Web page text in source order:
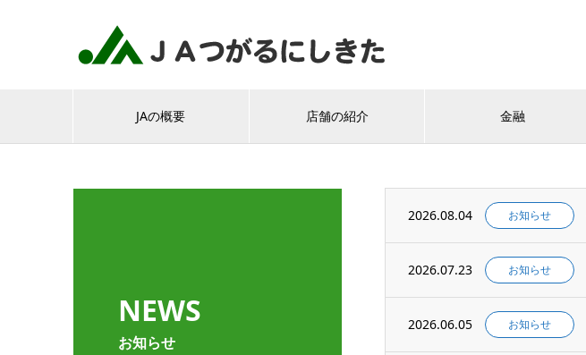
JAの概要 店舗の紹介 金融
NEWS
お知らせ
2026.08.04 お知らせ
2026.07.23 お知らせ
2026.06.05 お知らせ